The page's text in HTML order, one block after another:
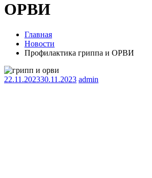
ОРВИ
Главная
Новости
Профилактика гриппа и ОРВИ
22.11.202330.11.2023 admin